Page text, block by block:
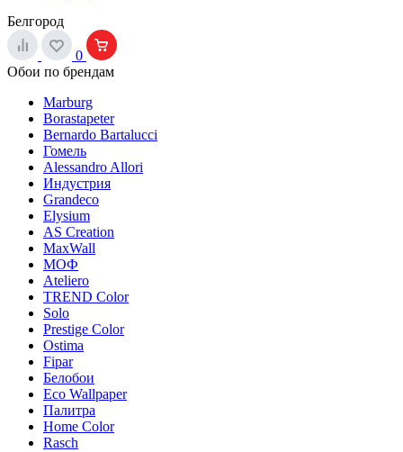
Белгород
0
Обои по брендам
Marburg
Borastapeter
Bernardo Bartalucci
Гомель
Alessandro Allori
Индустрия
Grandeco
Elysium
AS Creation
MaxWall
МОФ
Ateliero
TREND Color
Solo
Prestige Color
Ostima
Fipar
Белобои
Eco Wallpaper
Палитра
Home Color
Rasch